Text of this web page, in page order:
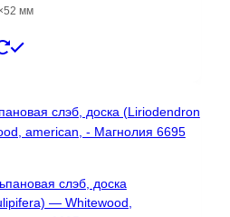
мм
слэб, доска
— Whitewood,